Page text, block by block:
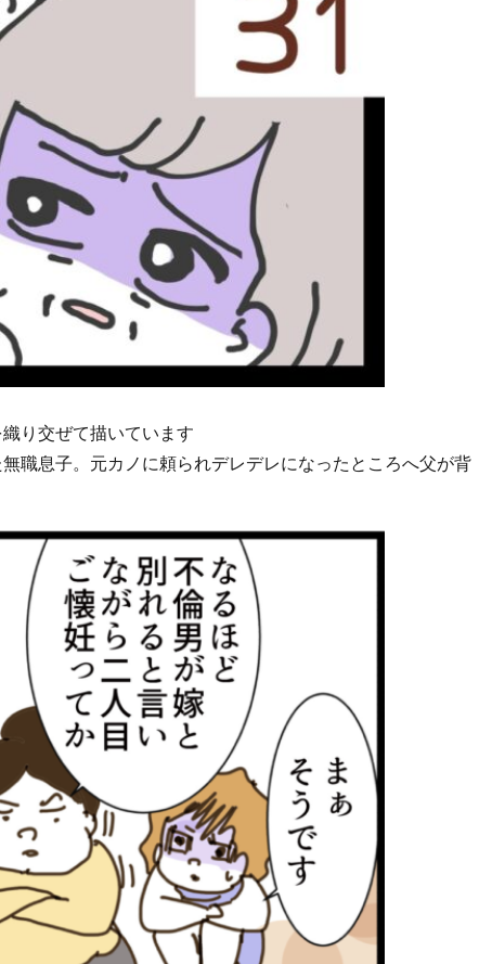
り交ぜて描いています
職息子。元カノに頼られデレデレになったところへ父が背